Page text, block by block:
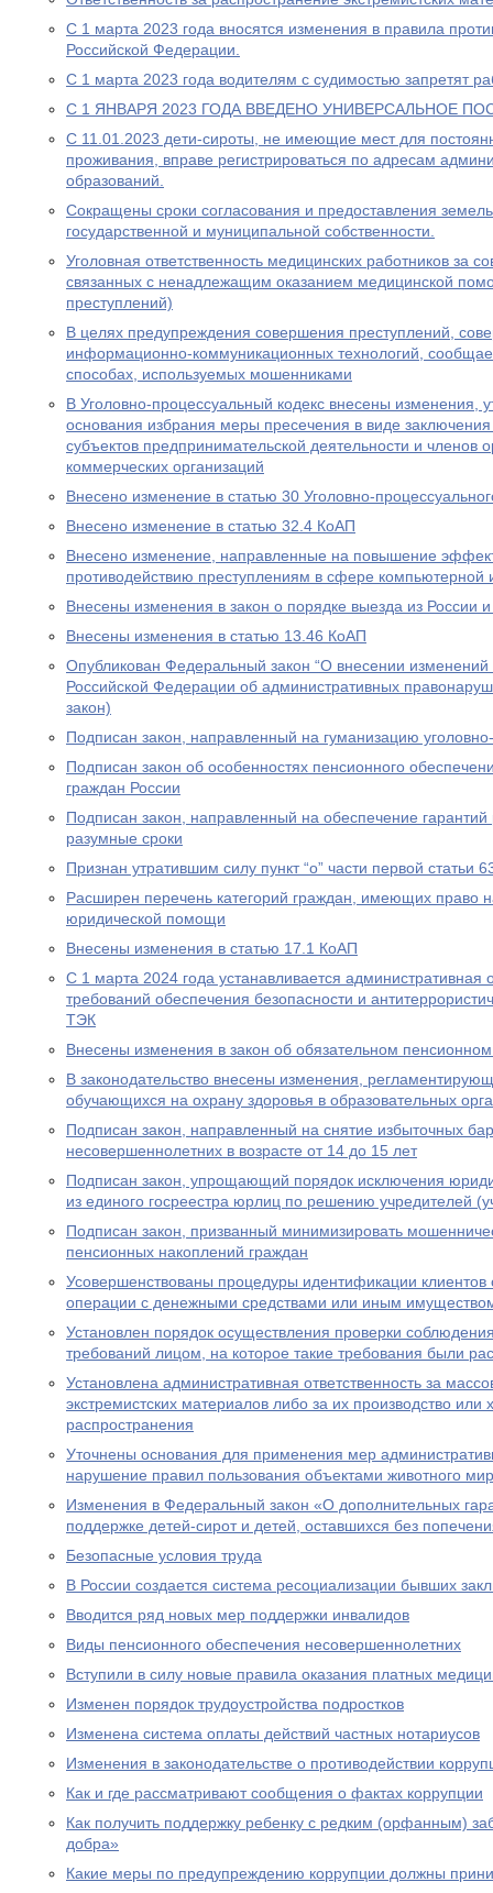
С 1 марта 2023 года вносятся изменения в правила
Российской Федерации.
С 1 марта 2023 года водителям с судимостью запретят
С 1 ЯНВАРЯ 2023 ГОДА ВВЕДЕНО УНИВЕРСАЛЬНОЕ
С 11.01.2023 дети-сироты, не имеющие мест для
проживания, вправе регистрироваться по адресам
образований.
Сокращены сроки согласования и предоставления
государственной и муниципальной собственности.
Уголовная ответственность медицинских работников за
связанных с ненадлежащим оказанием медицинской
преступлений)
В целях предупреждения совершения преступлений,
информационно-коммуникационных технологий,
способах, используемых мошенниками
В Уголовно-процессуальный кодекс внесены изменения,
основания избрания меры пресечения в виде
субъектов предпринимательской деятельности и членов
коммерческих организаций
Внесено изменение в статью 30 Уголовно-
Внесено изменение в статью 32.4 КоАП
Внесено изменение, направленные на повышение
противодействию преступлениям в сфере
Внесены изменения в закон о порядке выезда из России
Внесены изменения в статью 13.46 КоАП
Опубликован Федеральный закон “О внесении изменений
Российской Федерации об административных
закон)
Подписан закон, направленный на гуманизацию
Подписан закон об особенностях пенсионного
граждан России
Подписан закон, направленный на обеспечение
разумные сроки
Признан утратившим силу пункт “о” части первой статьи
Расширен перечень категорий граждан, имеющих право
юридической помощи
Внесены изменения в статью 17.1 КоАП
С 1 марта 2024 года устанавливается административная
требований обеспечения безопасности и
ТЭК
Внесены изменения в закон об обязательном
В законодательство внесены изменения,
обучающихся на охрану здоровья в образовательных
Подписан закон, направленный на снятие избыточных
несовершеннолетних в возрасте от 14 до 15 лет
Подписан закон, упрощающий порядок исключения
из единого госреестра юрлиц по решению учредителей
Подписан закон, призванный минимизировать
пенсионных накоплений граждан
Усовершенствованы процедуры идентификации
операции с денежными средствами или иным
Установлен порядок осуществления проверки
требований лицом, на которое такие требования были
Установлена административная ответственность за
экстремистских материалов либо за их производство или
распространения
Уточнены основания для применения мер
нарушение правил пользования объектами животного
Изменения в Федеральный закон «О дополнительных
поддержке детей-сирот и детей, оставшихся без
Безопасные условия труда
В России создается система ресоциализации бывших
Вводится ряд новых мер поддержки инвалидов
Виды пенсионного обеспечения несовершеннолетних
Вступили в силу новые правила оказания платных
Изменен порядок трудоустройства подростков
Изменена система оплаты действий частных нотариусов
Изменения в законодательстве о противодействии
Как и где рассматривают сообщения о фактах коррупции
Как получить поддержку ребенку с редким (орфанным)
добра»
Какие меры по предупреждению коррупции должны